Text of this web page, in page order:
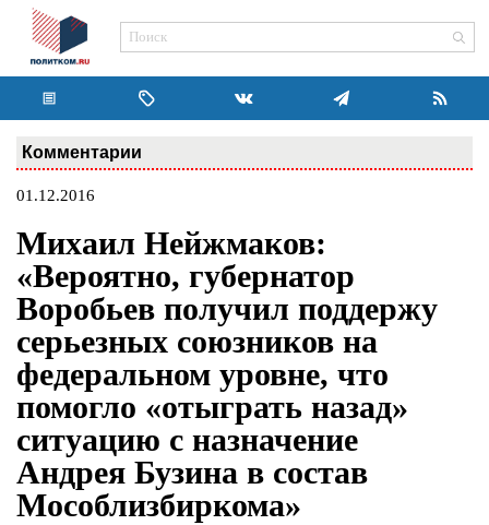
Комментарии
01.12.2016
Михаил Нейжмаков:
«Вероятно, губернатор
Воробьев получил поддержу
серьезных союзников на
федеральном уровне, что
помогло «отыграть назад»
ситуацию с назначение
Андрея Бузина в состав
Мособлизбиркома»